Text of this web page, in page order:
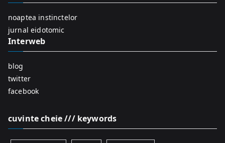
o
noaptea instinctelor
jurnal eidotomic
Interweb
blog
twitter
facebook
cuvinte cheie /// keywords